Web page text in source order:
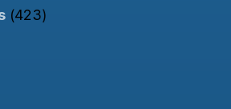
(423)